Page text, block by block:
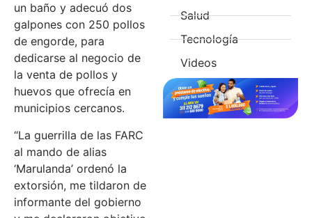
un baño y adecuó dos
galpones con 250 pollos
de engorde, para
dedicarse al negocio de
la venta de pollos y
huevos que ofrecía en
municipios cercanos.
“La guerrilla de las FARC
al mando de alias
‘Marulanda’ ordenó la
extorsión, me tildaron de
informante del gobierno
Salud
Tecnología
Videos